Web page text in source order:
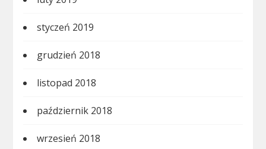
styczeń 2019
grudzień 2018
listopad 2018
październik 2018
wrzesień 2018